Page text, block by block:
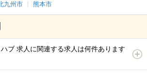
九州市 熊本市
ブ 求人に関連する求人は何件あります